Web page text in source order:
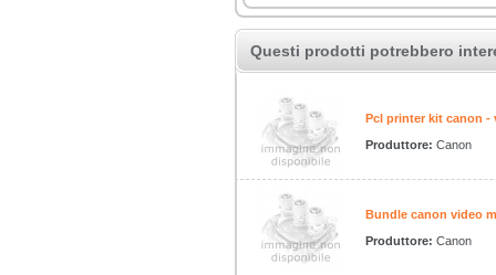
Questi prodotti potrebbero
Pcl printer kit canon -
Produttore: Canon
Bundle canon video
Produttore: Canon